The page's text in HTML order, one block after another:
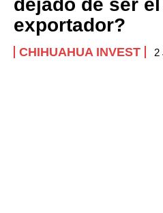
dejado de ser
exportador?
CHIHUAHUA INVEST 2